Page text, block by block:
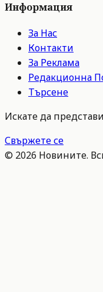
Информация
За Нас
Контакти
За Реклама
Редакционна
Търсене
Искате да
Свържете се
© 2026 Новините.